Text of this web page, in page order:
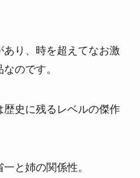
り、時を超えてなお激
のです。
史に残るレベルの傑作
と姉の関係性。